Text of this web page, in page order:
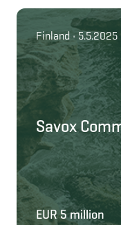
Finland • 5.5.2025
Savox
EUR 5 million